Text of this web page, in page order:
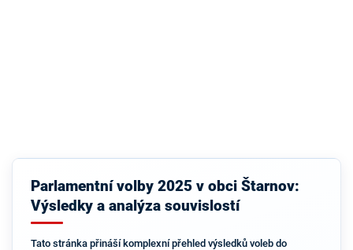
Parlamentní volby 2025 v obci Štarnov:
Výsledky a analýza souvislostí
Tato stránka přináší komplexní přehled výsledků voleb do